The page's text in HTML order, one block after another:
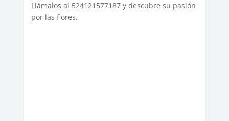
Llámalos al 524121577187 y descubre su pasión
por las flores.